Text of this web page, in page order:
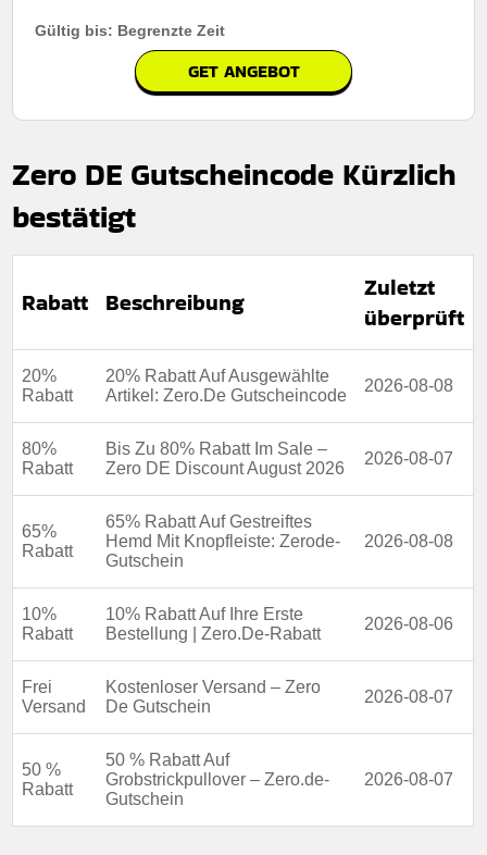
Gültig bis: Begrenzte Zeit
GET ANGEBOT
Zero DE Gutscheincode Kürzlich
bestätigt
Rabatt Beschreibung
Zuletzt
überprüft
20%
Rabatt
20% Rabatt Auf Ausgewählte
Artikel: Zero.De Gutscheincode
2026-08-08
80%
Rabatt
Bis Zu 80% Rabatt Im Sale –
Zero DE Discount August 2026
2026-08-07
65%
Rabatt
65% Rabatt Auf Gestreiftes
Hemd Mit Knopfleiste: Zerode-
Gutschein
2026-08-08
10%
Rabatt
10% Rabatt Auf Ihre Erste
Bestellung | Zero.De-Rabatt
2026-08-06
Frei
Versand
Kostenloser Versand – Zero
De Gutschein
2026-08-07
50 %
Rabatt
50 % Rabatt Auf
Grobstrickpullover – Zero.de-
Gutschein
2026-08-07